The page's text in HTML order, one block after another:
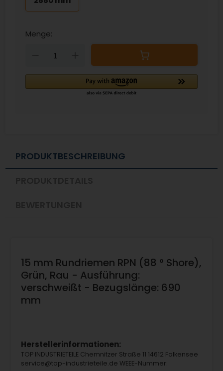
Menge:
Down
PRODUKTBESCHREIBUNG
15 mm Rundriemen RPN (88 ° Shore),
Grün, Rau - Ausführung:
verschweißt - Bezugslänge: 690
mm
Herstellerinformationen:
TOP INDUSTRIETEILE Chemnitzer Straße 11 14612 Falkensee
service@top-industrieteile.de WEEE-Nummer: